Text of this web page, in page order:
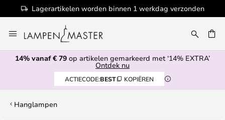
Lagerartikelen worden binnen 1 werkdag verzonden
naar
de
inhoud
14% vanaf € 79 op artikelen gemarkeerd met ‘14% EXTRA’
Ontdek nu
ACTIECODE:BEST KOPIËREN
Hanglampen